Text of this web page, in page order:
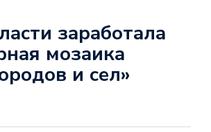
заработала
мозаика
и сел»